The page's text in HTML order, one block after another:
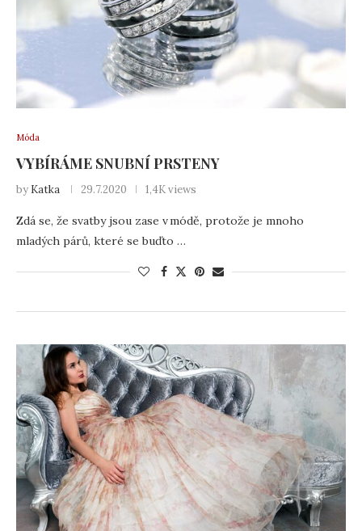
Móda
VYBÍRÁME SNUBNÍ PRSTENY
by Katka 29.7.2020 1,4K views
Zdá se, že svatby jsou zase v módě, protože je mnoho
mladých párů, které se buďto …